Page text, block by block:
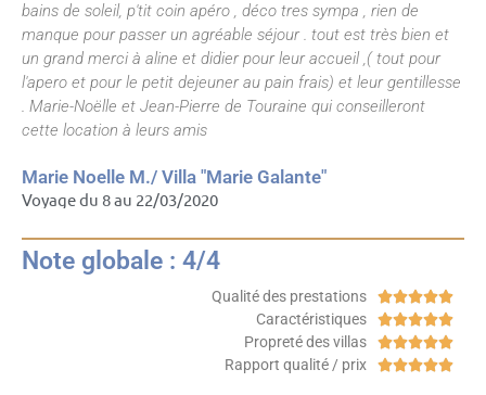
bains de soleil, p'tit coin apéro , déco tres sympa , rien de
manque pour passer un agréable séjour . tout est très bien et
un grand merci à aline et didier pour leur accueil ,( tout pour
l'apero et pour le petit dejeuner au pain frais) et leur gentillesse
. Marie-Noëlle et Jean-Pierre de Touraine qui conseilleront
cette location à leurs amis
Marie Noelle M./ Villa "Marie Galante"
Voyage du 8 au 22/03/2020
Note globale : 4/4
Qualité des prestations 
Caractéristiques 
Propreté des villas 
Rapport qualité / prix 